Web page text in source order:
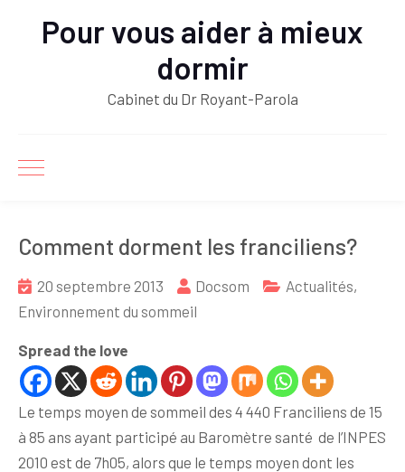
Pour vous aider à mieux
dormir
Cabinet du Dr Royant-Parola
Comment dorment les franciliens?
20 septembre 2013 Docsom Actualités,
Environnement du sommeil
Spread the love
Le temps moyen de sommeil des 4 440 Franciliens de 15
à 85 ans ayant participé au Baromètre santé de l’INPES
2010 est de 7h05, alors que le temps moyen dont les